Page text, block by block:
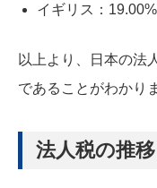
イギリス：19.00%
以上より、日本の法
であることがわかり
法人税の推移